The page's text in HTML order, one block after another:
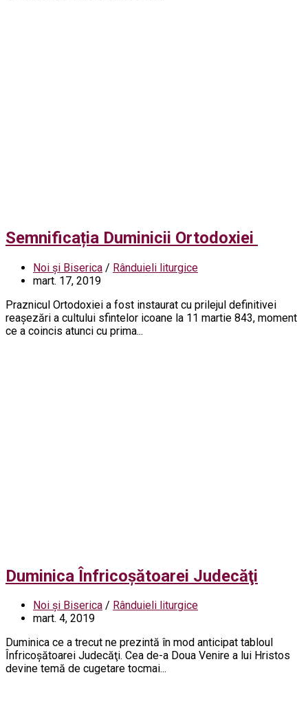
Semnificația Duminicii Ortodoxiei
Noi și Biserica / Rânduieli liturgice
mart. 17, 2019
Praznicul Ortodoxiei a fost instaurat cu prilejul definitivei
reaşezări a cultului sfintelor icoane la 11 martie 843, moment
ce a coincis atunci cu prima...
Duminica Înfricoşătoarei Judecăţi
Noi și Biserica / Rânduieli liturgice
mart. 4, 2019
Duminica ce a trecut ne prezintă în mod anticipat tabloul
Înfricoşătoarei Judecăţi. Cea de-a Doua Venire a lui Hristos
devine temă de cugetare tocmai...